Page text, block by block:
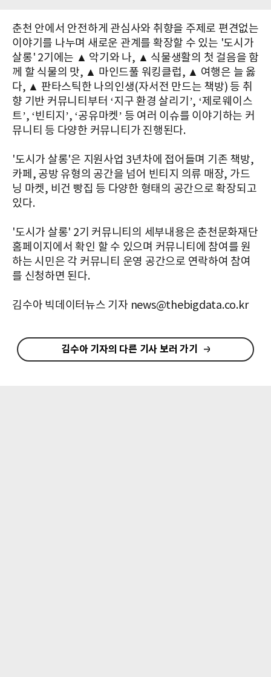
춘천 안에서 안전하게 관심사와 취향을 주제로 편견없는
이야기를 나누며 새로운 관계를 확장할 수 있는 '도시가
살롱' 2기에는 ▲ 악기와 나, ▲ 식물생활의 첫 걸음을 함
께 할 식물의 맛, ▲ 마인드풀 워킹클럽, ▲ 여행은 늘 옳
다, ▲ 판타스틱한 나의인생(자서전 만드는 책방) 등 취
향 기반 커뮤니티부터 ‘지구 환경 살리기’, ‘제로웨이스
트’, ‘빈티지’, ‘공유마켓’ 등 여러 이슈를 이야기하는 커
뮤니티 등 다양한 커뮤니티가 진행된다.
'도시가 살롱'은 지원사업 3년차에 접어들며 기존 책방,
카페, 공방 유형의 공간을 넘어 빈티지 의류 매장, 가드
닝 마켓, 비건 빵집 등 다양한 형태의 공간으로 확장되고
있다.
'도시가 살롱' 2기 커뮤니티의 세부내용은 춘천문화재단
홈페이지에서 확인 할 수 있으며 커뮤니티에 참여를 원
하는 시민은 각 커뮤니티 운영 공간으로 연락하여 참여
를 신청하면 된다.
김수아 빅데이터뉴스 기자 news@thebigdata.co.kr
김수아 기자의 다른 기사 보러 가기